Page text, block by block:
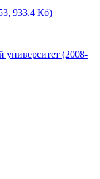
933.4 Кб)
университет (2008-